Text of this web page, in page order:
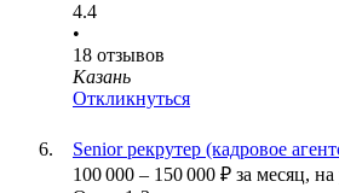
4.4
•
18 отзывов
Казань
Откликнуться
Senior рекрутер (кадровое
100 000 – 150 000 ₽ за месяц, на